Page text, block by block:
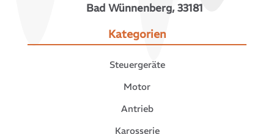
Bad Wünnenberg, 33181
Kategorien
Steuergeräte
Motor
Antrieb
Karosserie